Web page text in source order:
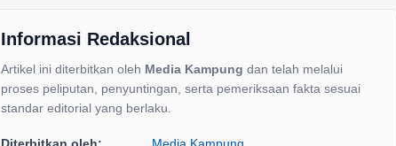
Informasi Redaksional
Artikel ini diterbitkan oleh Media Kampung dan telah melalui
proses peliputan, penyuntingan, serta pemeriksaan fakta sesuai
standar editorial yang berlaku.